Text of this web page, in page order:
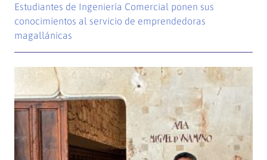
Estudiantes de Ingeniería Comercial ponen sus
conocimientos al servicio de emprendedoras
magallánicas